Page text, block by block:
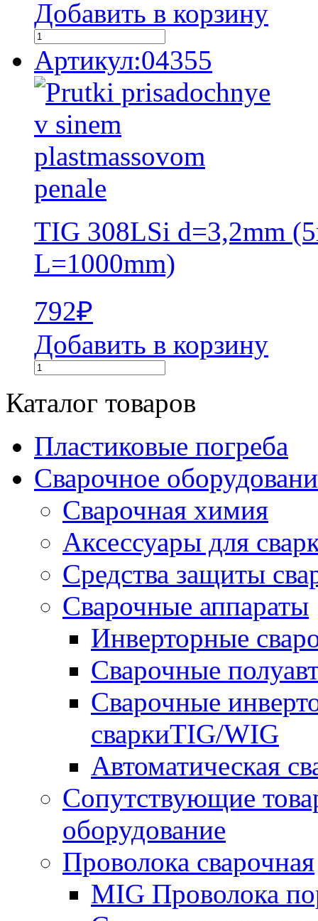
Добавить в корзину
Артикул:04355
TIG 308LSi d=3,2mm
L=1000mm)
792₽
Добавить в корзину
Каталог товаров
Пластиковые погреба
Сварочное
Сварочная химия
Аксессуары для
Средства защиты
Сварочные аппараты
Инверторные
Сварочные
Сварочные
сваркиTIG/WIG
Автоматическая
Сопутствующие
оборудование
Проволока сварочная
MIG Проволока